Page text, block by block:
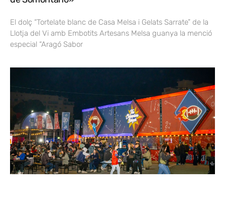
El dolç “Tortelate blanc de Casa Melsa i Gelats Sarrate” de la
Llotja del Vi amb Embotits Artesans Melsa guanya la menció
especial “Aragó Sabor